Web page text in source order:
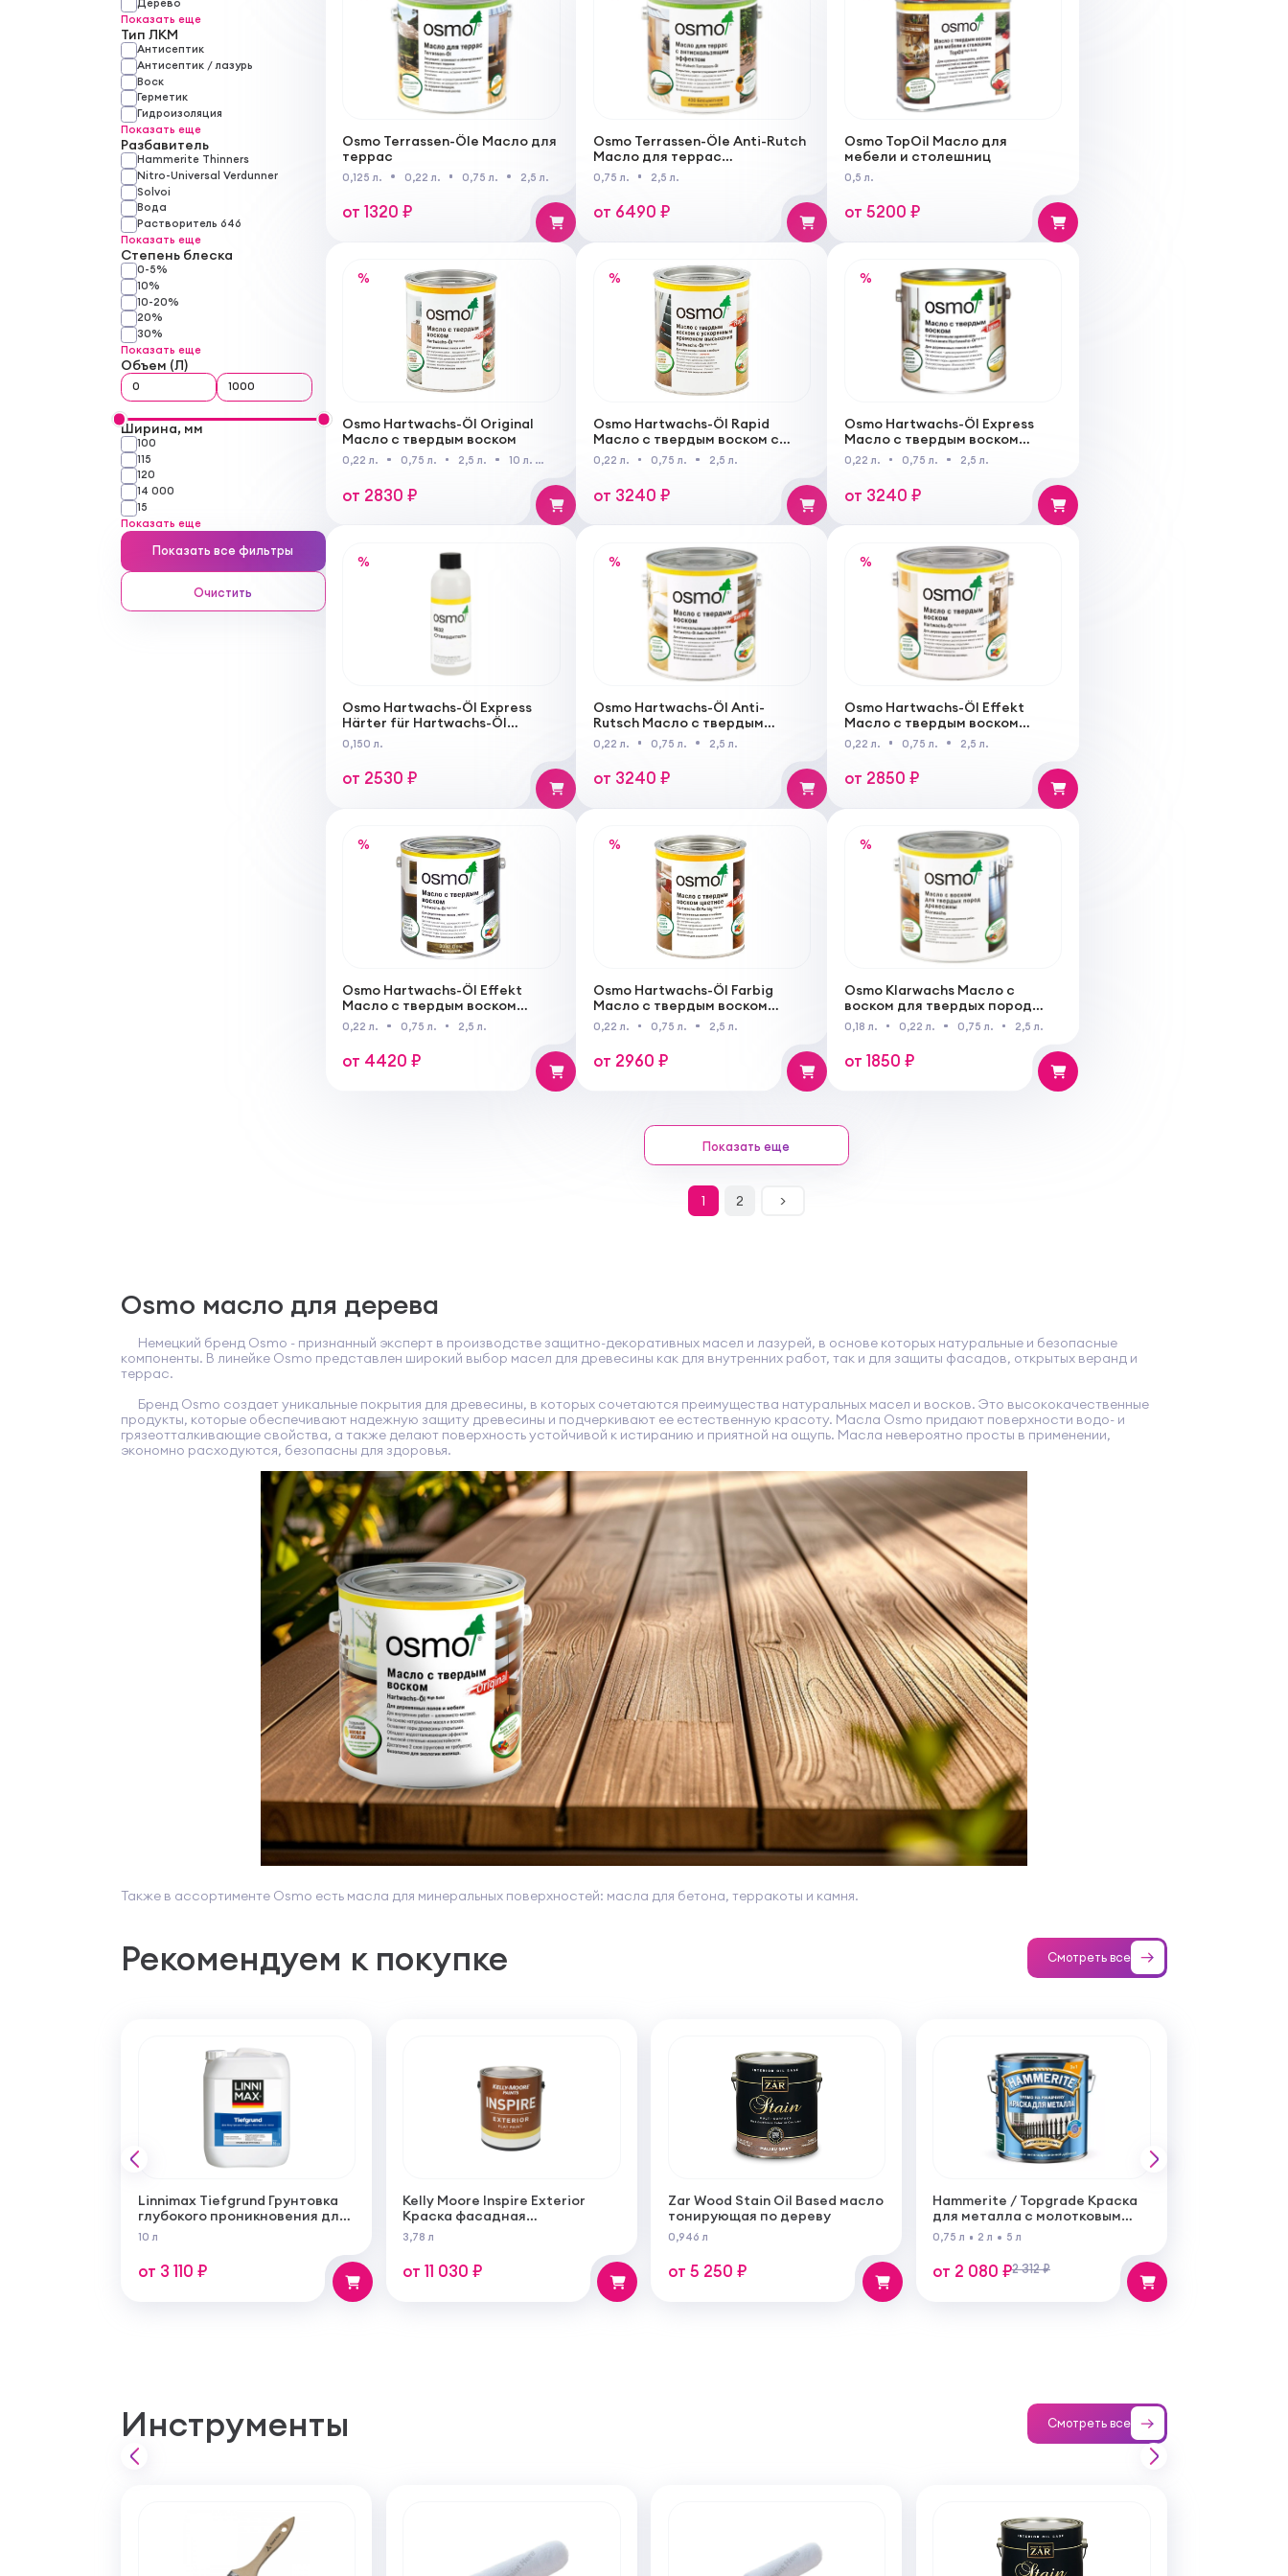
Дерево
Показать еще
Тип ЛКМ
Антисептик
Антисептик / лазурь
Воск
Герметик
Гидроизоляция
Показать еще
Разбавитель
Hammerite Thinners
Nitro-Universal Verdunner
Solvoi
Вода
Растворитель 646
Показать еще
Степень блеска
0-5%
10%
10-20%
20%
30%
Показать еще
Объем (Л)
Ширина, мм
100
115
120
14 000
15
Показать еще
Показать все фильтры
Очистить
Osmo Terrassen-Öle Масло для
террас
0,125 л. 0,22 л. 0,75 л. 2,5 л.
от 1320 ₽
Osmo Terrassen-Öle Anti-Rutch
Масло для террас
антискользящее
0,75 л. 2,5 л.
от 6490 ₽
Osmo TopOil Масло для
мебели и столешниц
0,5 л.
от 5200 ₽
%
Osmo Hartwachs-Öl Original
Масло с твердым воском
0,22 л. 0,75 л. 2,5 л. 10 л.
от 2830 ₽
%
Osmo Hartwachs-Öl Rapid
Масло с твердым воском с
ускоренным временем
высыхания
0,22 л. 0,75 л. 2,5 л.
от 3240 ₽
%
Osmo Hartwachs-Öl Express
Масло с твердым воском
быстросохнущее
0,22 л. 0,75 л. 2,5 л.
от 3240 ₽
%
Osmo Hartwachs-Öl Express
Härter für Hartwachs-Öl
Express Отвердитель для
масла
0,150 л.
от 2530 ₽
%
Osmo Hartwachs-Öl Anti-
Rutsch Масло с твердым
воском с антискользящим
эффектом
0,22 л. 0,75 л. 2,5 л.
от 3240 ₽
%
Osmo Hartwachs-Öl Effekt
Масло с твердым воском
"Эффект Натур"
0,22 л. 0,75 л. 2,5 л.
от 2850 ₽
%
Osmo Hartwachs-Öl Effekt
Масло с твердым воском
Эффект «Серебро / Золото»
0,22 л. 0,75 л. 2,5 л.
от 4420 ₽
%
Osmo Hartwachs-Öl Farbig
Масло с твердым воском
цветное
0,22 л. 0,75 л. 2,5 л.
от 2960 ₽
%
Osmo Klarwachs Масло с
воском для твердых пород
древесины
0,18 л. 0,22 л. 0,75 л. 2,5 л.
от 1850 ₽
Показать еще
1 2 >
Osmo масло для дерева
Немецкий бренд Osmo - признанный эксперт в производстве защитно-декоративных масел и лазурей, в основе которых натуральные и безопасные
компоненты. В линейке Osmo представлен широкий выбор масел для древесины как для внутренних работ, так и для защиты фасадов, открытых веранд и
террас.
Бренд Osmo создает уникальные покрытия для древесины, в которых сочетаются преимущества натуральных масел и восков. Это высококачественные
продукты, которые обеспечивают надежную защиту древесины и подчеркивают ее естественную красоту. Масла Osmo придают поверхности водо- и
грязеотталкивающие свойства, а также делают поверхность устойчивой к истиранию и приятной на ощупь. Масла невероятно просты в применении,
экономно расходуются, безопасны для здоровья.
Также в ассортименте Osmo есть масла для минеральных поверхностей: масла для бетона, терракоты и камня.
Рекомендуем к покупке Смотреть все
Linnimax Tiefgrund Грунтовка
глубокого проникновения для
внутренних и наружных работ
10 л
от 3 110 ₽
Kelly Moore Inspire Exterior
Краска фасадная
самогрунтующаяся
суперукрывистая ультра
матовая
3,78 л
от 11 030 ₽
Zar Wood Stain Oil Based масло
тонирующая по дереву
0,946 л
от 5 250 ₽
Hammerite / Topgrade Краска
для металла с молотковым
эффектом
0,75 л 2 л 5 л
от 2 080 ₽2 312 ₽
Инструменты Смотреть все